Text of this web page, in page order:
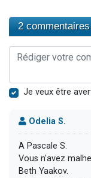
2 commentaires
Je veux être
Odelia S.
A Pascale S.
Vous n'avez
Beth Yaakov.